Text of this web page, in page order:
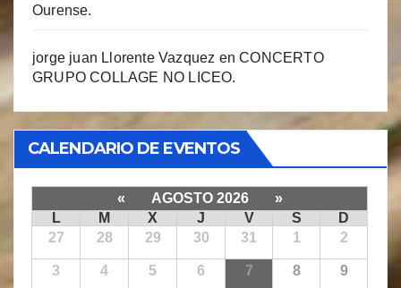
Ourense.
jorge juan Llorente Vazquez enCONCERTO
GRUPO COLLAGE NO LICEO.
CALENDARIO DE EVENTOS
« AGOSTO 2026
»
L
M X J V S
D
27
28 29 30 31 1 2
3 4 5 6 7 8 9